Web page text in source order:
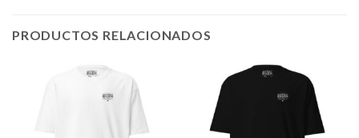
PRODUCTOS RELACIONADOS